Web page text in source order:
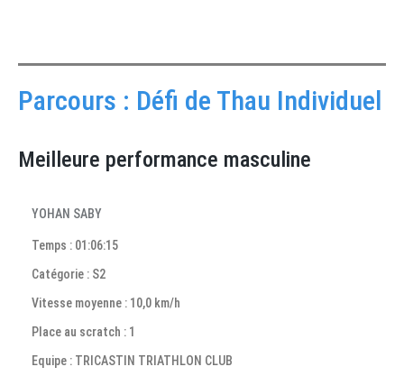
Parcours : Défi de Thau Individuel
Meilleure performance masculine
YOHAN SABY
Temps : 01:06:15
Catégorie : S2
Vitesse moyenne : 10,0 km/h
Place au scratch : 1
Equipe : TRICASTIN TRIATHLON CLUB